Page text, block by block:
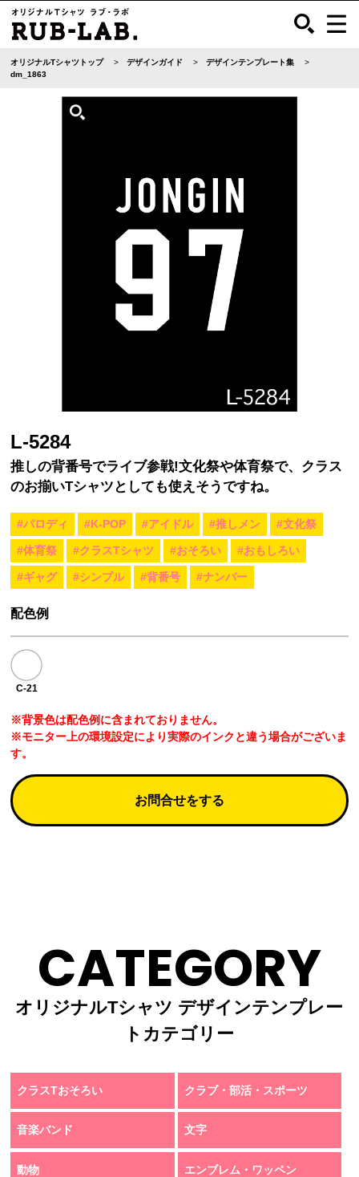
オリジナルTシャツトップ デザインガイド
デザインテンプレート集
dm_1863
L-5284
推しの背番号でライブ参戦!文化祭や体育祭で、クラス
のお揃いTシャツとしても使えそうですね。
#パロディ #K-POP #アイドル #推しメン #文化祭
#体育祭 #クラスTシャツ #おそろい #おもしろい
#ギャグ #シンプル #背番号 #ナンバー
配色例
C-21
※背景色は配色例に含まれておりません。
※モニター上の環境設定により実際のインクと違う場合がございま
す。
お問合せをする
CATEGORY
オリジナルTシャツ デザインテンプレー
トカテゴリー
クラスTおそろい クラブ・部活・スポーツ
音楽バンド 文字
動物 エンブレム・ワッペン